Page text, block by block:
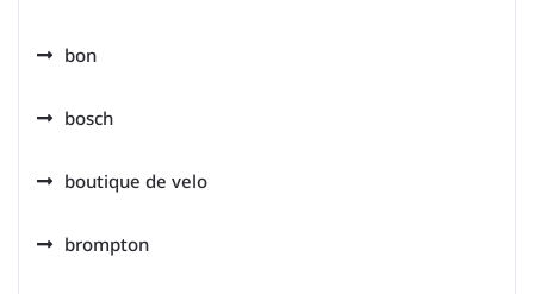
bon
bosch
boutique de velo
brompton